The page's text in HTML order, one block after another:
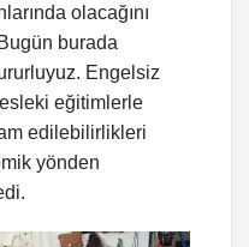
olacağını
burada
Engelsiz
eğitimlerle
edilebilirlikleri
yönden